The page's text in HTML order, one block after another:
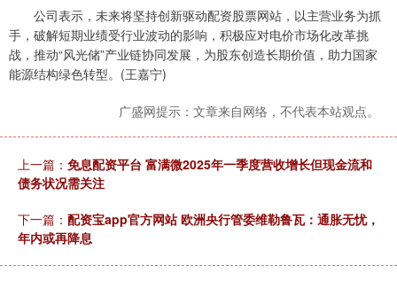
公司表示，未来将坚持创新驱动配资股票网站，以主营业务为抓
手，破解短期业绩受行业波动的影响，积极应对电价市场化改革挑
战，推动“风光储”产业链协同发展，为股东创造长期价值，助力国家
能源结构绿色转型。(王嘉宁)
广盛网提示：文章来自网络，不代表本站观点。
上一篇： 免息配资平台 富满微2025年一季度营收增长但现金流和
债务状况需关注
下一篇： 配资宝app官方网站 欧洲央行管委维勒鲁瓦：通胀无忧，
年内或再降息